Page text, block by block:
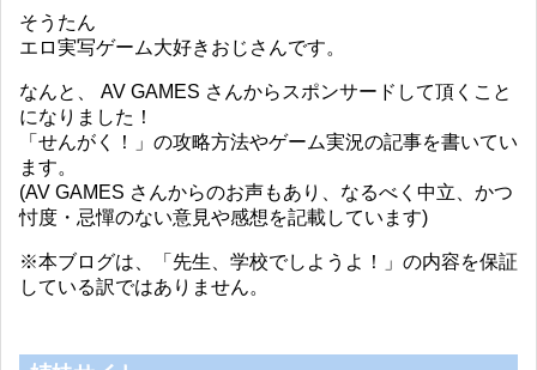
そうたん
エロ実写ゲーム大好きおじさんです。
なんと、 AV GAMES さんからスポンサードして頂くこと
になりました！
「せんがく！」の攻略方法やゲーム実況の記事を書いてい
ます。
(AV GAMES さんからのお声もあり、なるべく中立、かつ
忖度・忌憚のない意見や感想を記載しています)
※本ブログは、「先生、学校でしようよ！」の内容を保証
している訳ではありません。